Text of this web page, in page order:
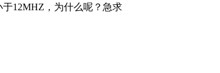
12MHZ，为什么呢？急求